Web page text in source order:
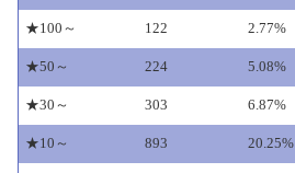
★100～ 122 2.77%
★50～ 224 5.08%
★30～ 303 6.87%
★10～ 893 20.25%